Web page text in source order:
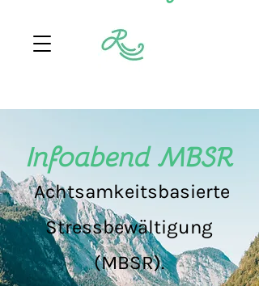
Infoabend MBSR
Achtsamkeitsbasierte
Stressbewältigung
(MBSR).